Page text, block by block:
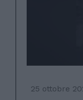
25 ottobre